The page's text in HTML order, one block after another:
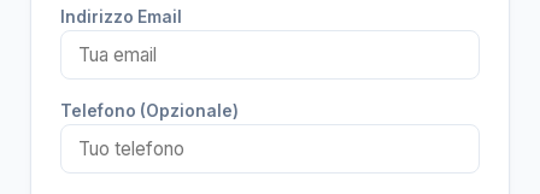
Indirizzo Email
Telefono (Opzionale)